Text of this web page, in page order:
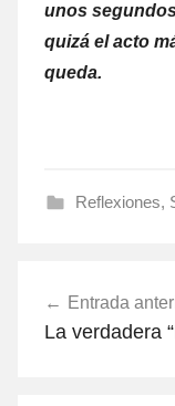
unos
quizá el acto
queda.
Reflexiones,
de
Entrada
La verdadera